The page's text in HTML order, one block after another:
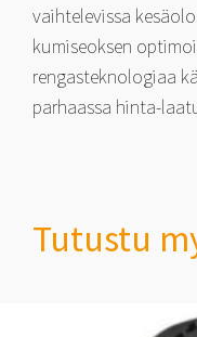
vaihtelevissa
kumiseoksen
rengasteknologiaa
parhaassa hinta-
Tutustu